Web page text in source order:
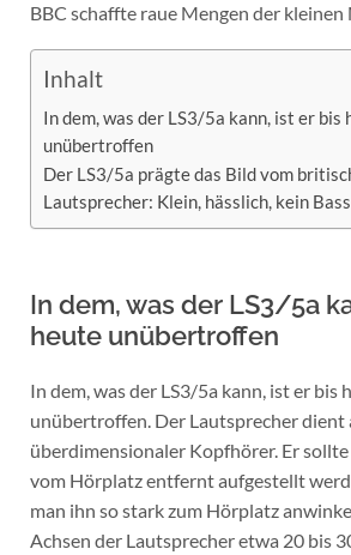
BBC schaffte raue Mengen der
Inhalt
In dem, was der LS3/5a kann, ist er bis
unübertroffen
Der LS3/5a prägte das Bild vom
Lautsprecher: Klein, hässlich, kein Bass
In dem, was der LS3/5a
heute unübertroffen
In dem, was der LS3/5a kann, ist er bis
unübertroffen. Der Lautsprecher dient
überdimensionaler Kopfhörer. Er
vom Hörplatz entfernt aufgestellt
man ihn so stark zum Hörplatz
Achsen der Lautsprecher etwa 20 bis